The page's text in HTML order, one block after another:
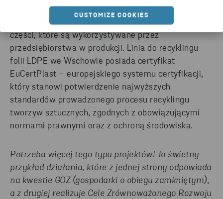
CUSTOMIZE COOKIES
to głównie odpad powstający w procesach
rozpakowywania produktów, podzespołów oraz
części, które są wykorzystywane przez
przedsiębiorstwa w produkcji. Linia do recyklingu
folii LDPE we Wschowie posiada certyfikat
EuCertPlast – europejskiego systemu certyfikacji,
który stanowi potwierdzenie najwyższych
standardów prowadzonego procesu recyklingu
tworzyw sztucznych, zgodnych z obowiązującymi
normami prawnymi oraz z ochroną środowiska.
Potrzeba więcej tego typu projektów! To świetny
przykład działania, które z jednej strony odpowiada
na kwestie GOZ (gospodarki o obiegu zamkniętym),
a z drugiej realizuje Cele Zrównoważonego Rozwoju